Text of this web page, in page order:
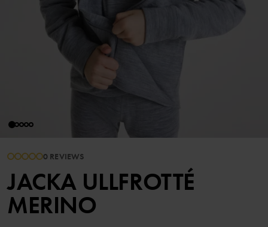
0 REVIEWS
JACKA ULLFROTTÉ
MERINO